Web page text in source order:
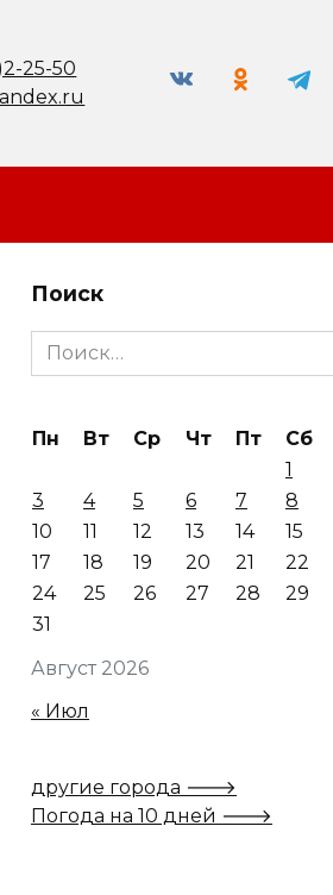
25-50
Поиск
Search
for:
Август 2026
Пн Вт Ср Чт Пт Сб
1
3
4 5 6 7 8
10
11 12 13 14 15
17
18 19 20 21 22
24
25 26 27 28 29
31
« Июл
другие города 🡒
Погода на 10 дней 🡒